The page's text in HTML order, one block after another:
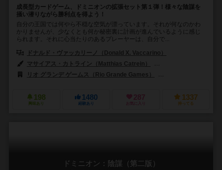
成長型カードゲーム、ドミニオンの拡張セット第１弾！様々な陰謀を
掻い潜りながら勝利点を得よう！
自分の王国では何やら不穏な空気が漂っています。それが何なのかわ
かりませんが、少なくとも何か秘密裏に計画が進んでいるように感じ
られます。それに心当たりのあるプレーヤーは、自分で...
ドナルド・ヴァッカリーノ（Donald X. Vaccarino）
マサイアス・カトライン（Matthias Catrein）
リオ グランデ ゲームス（Rio Grande Games）
198
興味あり
1480
経験あり
287
お気に入り
1337
持ってる
ドミニオン：陰謀（第二版）